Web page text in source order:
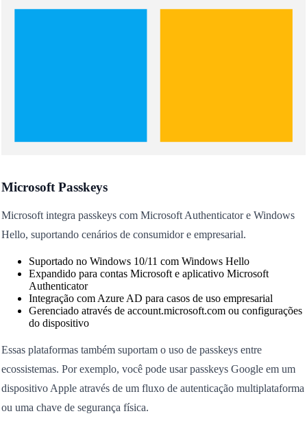
Microsoft Passkeys
Microsoft integra passkeys com Microsoft Authenticator e Windows
Hello, suportando cenários de consumidor e empresarial.
Suportado no Windows 10/11 com Windows Hello
Expandido para contas Microsoft e aplicativo Microsoft
Authenticator
Integração com Azure AD para casos de uso empresarial
Gerenciado através de account.microsoft.com ou configurações
do dispositivo
Essas plataformas também suportam o uso de passkeys entre
ecossistemas. Por exemplo, você pode usar passkeys Google em um
dispositivo Apple através de um fluxo de autenticação multiplataforma
ou uma chave de segurança física.